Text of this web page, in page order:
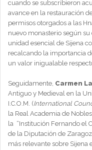
cuando se subscribieron
avance en la restauración
permisos otorgados a las
nuevo monasterio según
unidad esencial de Sijena
recalcando la importancia
un valor inigualable
Seguidamente, Carmen
Antiguo y Medieval en la
I.C.O.M. (International
la Real Academia de
la “Institución Fernando el
de la Diputación de
más relevante sobre Sijena